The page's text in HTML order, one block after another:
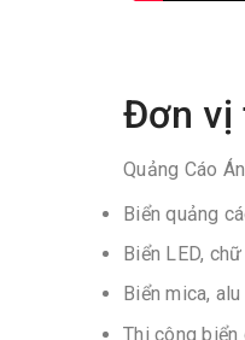
Đơn vị
Quảng Cáo
Biển quảng
Biển LED,
Biển mica, alu
Thi công biển